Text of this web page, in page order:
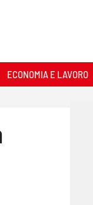
ECONOMIA E LAVORO